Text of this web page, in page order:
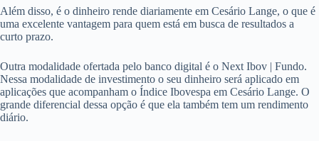
Além disso, é o dinheiro rende diariamente em Cesário Lange, o que é
uma excelente vantagem para quem está em busca de resultados a
curto prazo.
Outra modalidade ofertada pelo banco digital é o Next Ibov | Fundo.
Nessa modalidade de investimento o seu dinheiro será aplicado em
aplicações que acompanham o Índice Ibovespa em Cesário Lange. O
grande diferencial dessa opção é que ela também tem um rendimento
diário.